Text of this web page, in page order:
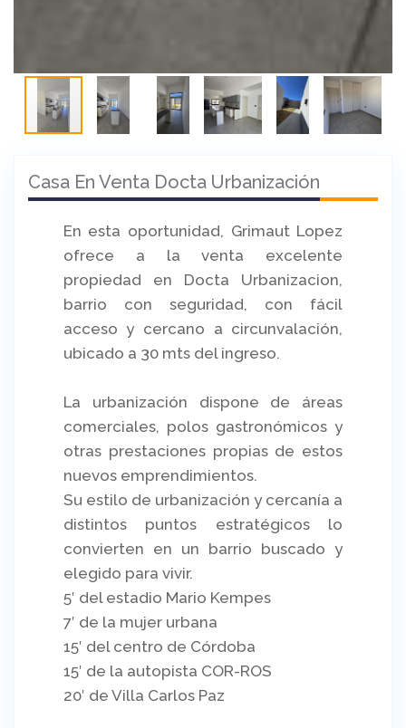
Casa En Venta Docta Urbanización
En esta oportunidad, Grimaut Lopez
ofrece a la venta excelente
propiedad en Docta Urbanizacion,
barrio con seguridad, con fácil
acceso y cercano a circunvalación,
ubicado a 30 mts del ingreso.
La urbanización dispone de áreas
comerciales, polos gastronómicos y
otras prestaciones propias de estos
nuevos emprendimientos.
Su estilo de urbanización y cercanía a
distintos puntos estratégicos lo
convierten en un barrio buscado y
elegido para vivir.
5′ del estadio Mario Kempes
7′ de la mujer urbana
15′ del centro de Córdoba
15′ de la autopista COR-ROS
20′ de Villa Carlos Paz